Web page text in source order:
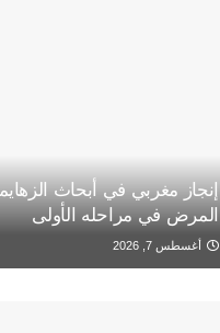
إنجاز مغربي في أبحاث
المرض في مراحله الأولى
أغسطس 7, 2026